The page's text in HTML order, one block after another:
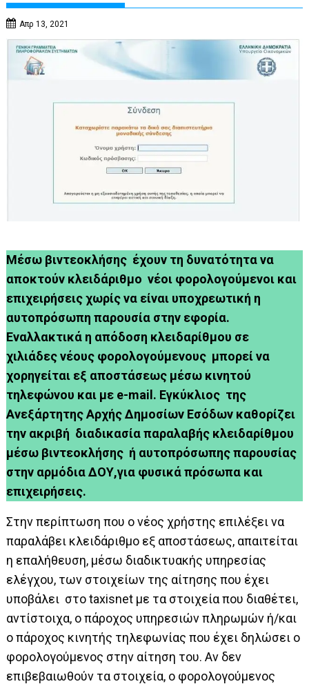
Απρ 13, 2021
Μέσω βιντεοκλήσης έχουν τη δυνατότητα να
αποκτούν κλειδάριθμο νέοι φορολογούμενοι και
επιχειρήσεις χωρίς να είναι υποχρεωτική η
αυτοπρόσωπη παρουσία στην εφορία.
Εναλλακτικά η απόδοση κλειδαρίθμου σε
χιλιάδες νέους φορολογούμενους μπορεί να
χορηγείται εξ αποστάσεως μέσω κινητού
τηλεφώνου και με e-mail. Εγκύκλιος της
Ανεξάρτητης Αρχής Δημοσίων Εσόδων καθορίζει
την ακριβή διαδικασία παραλαβής κλειδαρίθμου
μέσω βιντεοκλήσης ή αυτοπρόσωπης παρουσίας
στην αρμόδια ΔΟΥ,για φυσικά πρόσωπα και
επιχειρήσεις.
Στην περίπτωση που ο νέος χρήστης επιλέξει να
παραλάβει κλειδάριθμο εξ αποστάσεως, απαιτείται
η επαλήθευση, μέσω διαδικτυακής υπηρεσίας
ελέγχου, των στοιχείων της αίτησης που έχει
υποβάλει στο taxisnet με τα στοιχεία που διαθέτει,
αντίστοιχα, ο πάροχος υπηρεσιών πληρωμών ή/και
ο πάροχος κινητής τηλεφωνίας που έχει δηλώσει ο
φορολογούμενος στην αίτηση του. Αν δεν
επιβεβαιωθούν τα στοιχεία, ο φορολογούμενος